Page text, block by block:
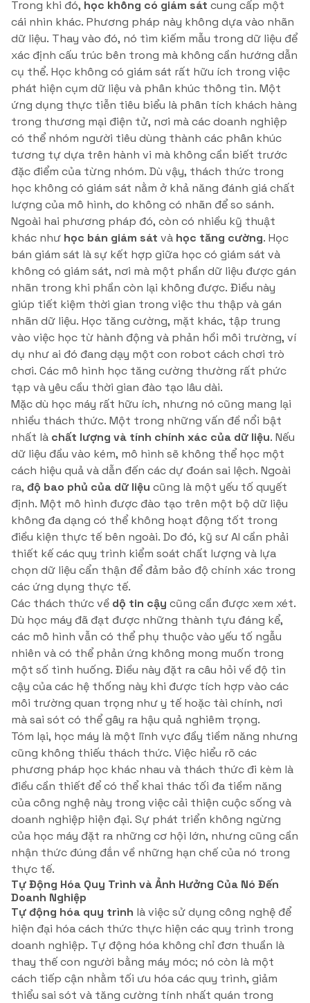
Trong khi đó, học không có giám sát cung cấp một
cái nhìn khác. Phương pháp này không dựa vào nhãn
dữ liệu. Thay vào đó, nó tìm kiếm mẫu trong dữ liệu để
xác định cấu trúc bên trong mà không cần hướng dẫn
cụ thể. Học không có giám sát rất hữu ích trong việc
phát hiện cụm dữ liệu và phân khúc thông tin. Một
ứng dụng thực tiễn tiêu biểu là phân tích khách hàng
trong thương mại điện tử, nơi mà các doanh nghiệp
có thể nhóm người tiêu dùng thành các phân khúc
tương tự dựa trên hành vi mà không cần biết trước
đặc điểm của từng nhóm. Dù vậy, thách thức trong
học không có giám sát nằm ở khả năng đánh giá chất
lượng của mô hình, do không có nhãn để so sánh.
Ngoài hai phương pháp đó, còn có nhiều kỹ thuật
khác như học bán giám sát và học tăng cường. Học
bán giám sát là sự kết hợp giữa học có giám sát và
không có giám sát, nơi mà một phần dữ liệu được gán
nhãn trong khi phần còn lại không được. Điều này
giúp tiết kiệm thời gian trong việc thu thập và gán
nhãn dữ liệu. Học tăng cường, mặt khác, tập trung
vào việc học từ hành động và phản hồi môi trường, ví
dụ như ai đó đang dạy một con robot cách chơi trò
chơi. Các mô hình học tăng cường thường rất phức
tạp và yêu cầu thời gian đào tạo lâu dài.
Mặc dù học máy rất hữu ích, nhưng nó cũng mang lại
nhiều thách thức. Một trong những vấn đề nổi bật
nhất là chất lượng và tính chính xác của dữ liệu. Nếu
dữ liệu đầu vào kém, mô hình sẽ không thể học một
cách hiệu quả và dẫn đến các dự đoán sai lệch. Ngoài
ra, độ bao phủ của dữ liệu cũng là một yếu tố quyết
định. Một mô hình được đào tạo trên một bộ dữ liệu
không đa dạng có thể không hoạt động tốt trong
điều kiện thực tế bên ngoài. Do đó, kỹ sư AI cần phải
thiết kế các quy trình kiểm soát chất lượng và lựa
chọn dữ liệu cẩn thận để đảm bảo độ chính xác trong
các ứng dụng thực tế.
Các thách thức về dộ tin cậy cũng cần được xem xét.
Dù học máy đã đạt được những thành tựu đáng kể,
các mô hình vẫn có thể phụ thuộc vào yếu tố ngẫu
nhiên và có thể phản ứng không mong muốn trong
một số tình huống. Điều này đặt ra câu hỏi về độ tin
cậy của các hệ thống này khi được tích hợp vào các
môi trường quan trọng như y tế hoặc tài chính, nơi
mà sai sót có thể gây ra hậu quả nghiêm trọng.
Tóm lại, học máy là một lĩnh vực đầy tiềm năng nhưng
cũng không thiếu thách thức. Việc hiểu rõ các
phương pháp học khác nhau và thách thức đi kèm là
điều cần thiết để có thể khai thác tối đa tiềm năng
của công nghệ này trong việc cải thiện cuộc sống và
doanh nghiệp hiện đại. Sự phát triển không ngừng
của học máy đặt ra những cơ hội lớn, nhưng cũng cần
nhận thức đúng đắn về những hạn chế của nó trong
thực tế.
Tự Động Hóa Quy Trình và Ảnh Hưởng Của Nó Đến
Doanh Nghiệp
Tự động hóa quy trình là việc sử dụng công nghệ để
hiện đại hóa cách thức thực hiện các quy trình trong
doanh nghiệp. Tự động hóa không chỉ đơn thuần là
thay thế con người bằng máy móc; nó còn là một
cách tiếp cận nhằm tối ưu hóa các quy trình, giảm
thiểu sai sót và tăng cường tính nhất quán trong